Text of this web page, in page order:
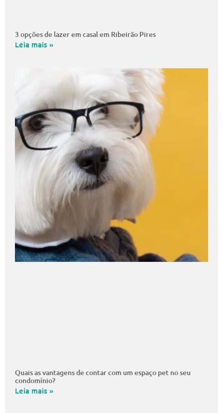
3 opções de lazer em casal em Ribeirão Pires
Leia mais »
Quais as vantagens de contar com um espaço pet no seu
condomínio?
Leia mais »